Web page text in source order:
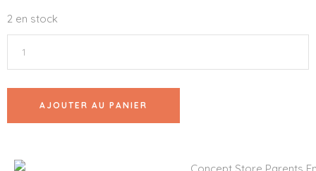
2 en stock
AJOUTER AU PANIER